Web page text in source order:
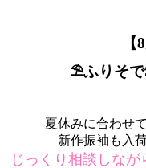
⛱️ふりそ
夏休みに合わせ
新作振袖も入
じっくり相談しなが